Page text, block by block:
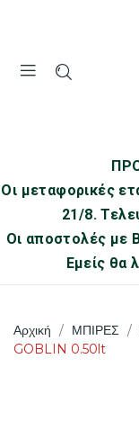
Οι μεταφορικές
21/8.
Οι αποστολές με
Εμείς θα
Αρχική ΜΠΙΡΕΣ
GOBLIN 0.50lt